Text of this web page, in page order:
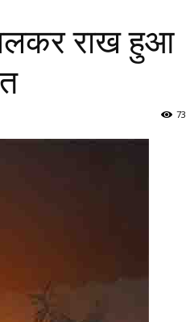
राख हुआ
73